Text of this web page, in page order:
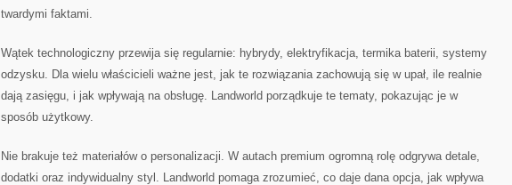
twardymi faktami.
Wątek technologiczny przewija się regularnie: hybrydy, elektryfikacja, termika baterii, systemy
odzysku. Dla wielu właścicieli ważne jest, jak te rozwiązania zachowują się w upał, ile realnie
dają zasięgu, i jak wpływają na obsługę. Landworld porządkuje te tematy, pokazując je w
sposób użytkowy.
Nie brakuje też materiałów o personalizacji. W autach premium ogromną rolę odgrywa detale,
dodatki oraz indywidualny styl. Landworld pomaga zrozumieć, co daje dana opcja, jak wpływa